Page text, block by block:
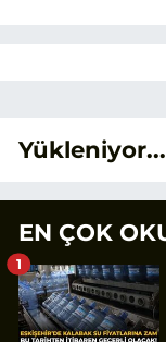
Yükleniyor...
EN ÇOK
1